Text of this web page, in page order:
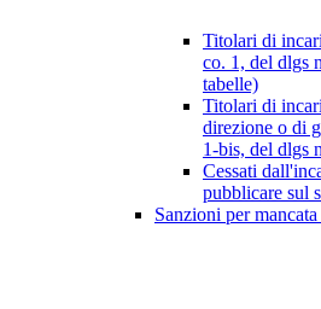
Titolari di
co. 1, del dlgs
tabelle)
Titolari di
direzione o di
1-bis, del dlgs
Cessati
pubblicare sul
Sanzioni per